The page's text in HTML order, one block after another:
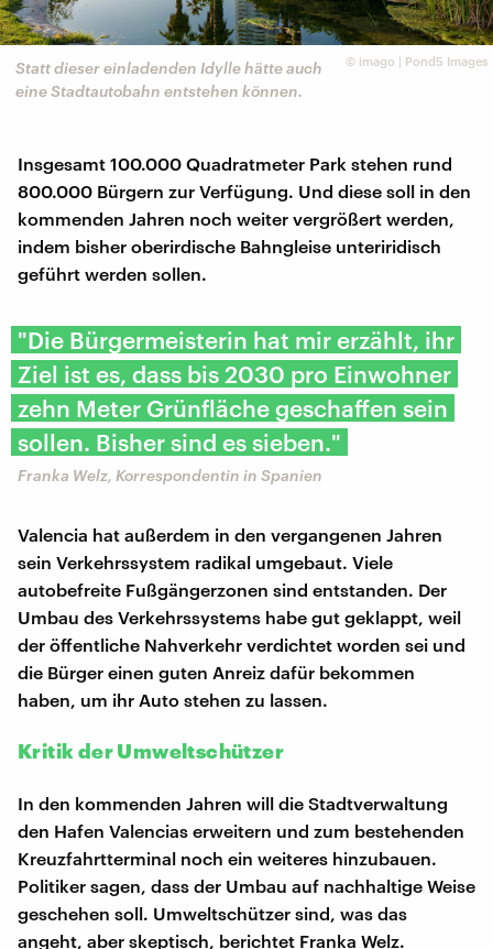
© imago | Pond5 Images
Statt dieser einladenden Idylle hätte auch
eine Stadtautobahn entstehen können.
Insgesamt 100.000 Quadratmeter Park stehen rund
800.000 Bürgern zur Verfügung. Und diese soll in den
kommenden Jahren noch weiter vergrößert werden,
indem bisher oberirdische Bahngleise unteriridisch
geführt werden sollen.
"Die Bürgermeisterin hat mir erzählt, ihr
Ziel ist es, dass bis 2030 pro Einwohner
zehn Meter Grünfläche geschaffen sein
sollen. Bisher sind es sieben."
Franka Welz, Korrespondentin in Spanien
Valencia hat außerdem in den vergangenen Jahren
sein Verkehrssystem radikal umgebaut. Viele
autobefreite Fußgängerzonen sind entstanden. Der
Umbau des Verkehrssystems habe gut geklappt, weil
der öffentliche Nahverkehr verdichtet worden sei und
die Bürger einen guten Anreiz dafür bekommen
haben, um ihr Auto stehen zu lassen.
Kritik der Umweltschützer
In den kommenden Jahren will die Stadtverwaltung
den Hafen Valencias erweitern und zum bestehenden
Kreuzfahrtterminal noch ein weiteres hinzubauen.
Politiker sagen, dass der Umbau auf nachhaltige Weise
geschehen soll. Umweltschützer sind, was das
angeht, aber skeptisch, berichtet Franka Welz.